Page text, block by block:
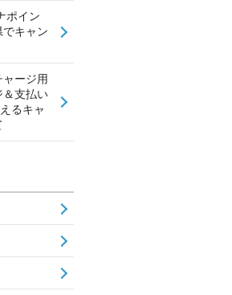
ポイン
でキャン
ャージ用
＆支払い
るキャ